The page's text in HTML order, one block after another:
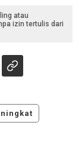
atau
izin tertulis dari